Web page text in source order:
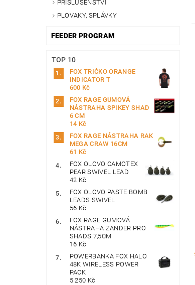
PŘÍSLUŠENSTVÍ
PLOVAKY, SPLÁVKY
FEEDER PROGRAM
TOP 10
FOX TRIČKO ORANGE
INDICATOR T
600 Kč
FOX RAGE GUMOVÁ
NÁSTRAHA SPIKEY SHAD
6 CM
14 Kč
FOX RAGE NÁSTRAHA RAK
MEGA CRAW 16CM
61 Kč
FOX OLOVO CAMOTEX
PEAR SWIVEL LEAD
42 Kč
FOX OLOVO PASTE BOMB
LEADS SWIVEL
56 Kč
FOX RAGE GUMOVÁ
NÁSTRAHA ZANDER PRO
SHADS 7,5CM
16 Kč
POWERBANKA FOX HALO
48K WIRELESS POWER
PACK
5 250 Kč